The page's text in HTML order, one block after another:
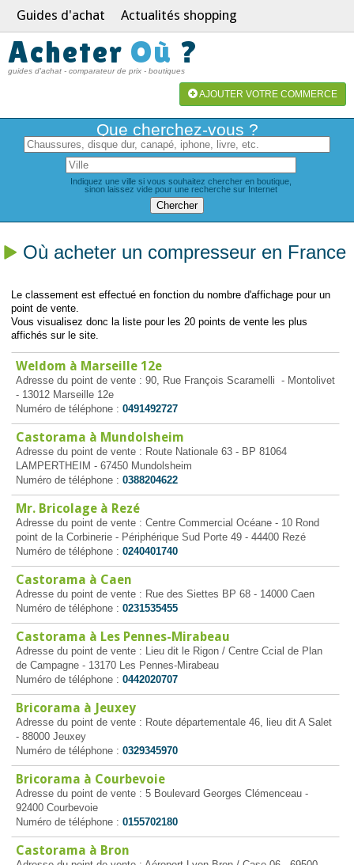
Guides d'achat Actualités shopping
Acheter Où ?
guides d'achat - comparateur de prix - boutiques
AJOUTER VOTRE COMMERCE
Que cherchez-vous ?
Indiquez une ville si vous souhaitez chercher en boutique,
sinon laissez vide pour une recherche sur Internet
Où acheter un compresseur en France
Le classement est effectué en fonction du nombre d'affichage pour un
point de vente.
Vous visualisez donc la liste pour les 20 points de vente les plus
affichés sur le site.
Weldom à Marseille 12e
Adresse du point de vente : 90, Rue François Scaramelli - Montolivet
- 13012 Marseille 12e
Numéro de téléphone : 0491492727
Castorama à Mundolsheim
Adresse du point de vente : Route Nationale 63 - BP 81064
LAMPERTHEIM - 67450 Mundolsheim
Numéro de téléphone : 0388204622
Mr. Bricolage à Rezé
Adresse du point de vente : Centre Commercial Océane - 10 Rond
point de la Corbinerie - Périphérique Sud Porte 49 - 44400 Rezé
Numéro de téléphone : 0240401740
Castorama à Caen
Adresse du point de vente : Rue des Siettes BP 68 - 14000 Caen
Numéro de téléphone : 0231535455
Castorama à Les Pennes-Mirabeau
Adresse du point de vente : Lieu dit le Rigon / Centre Ccial de Plan
de Campagne - 13170 Les Pennes-Mirabeau
Numéro de téléphone : 0442020707
Bricorama à Jeuxey
Adresse du point de vente : Route départementale 46, lieu dit A Salet
- 88000 Jeuxey
Numéro de téléphone : 0329345970
Bricorama à Courbevoie
Adresse du point de vente : 5 Boulevard Georges Clémenceau -
92400 Courbevoie
Numéro de téléphone : 0155702180
Castorama à Bron